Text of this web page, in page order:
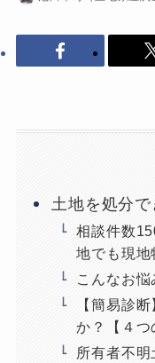
土地を処分
相談件数
地でも現地
こんなお悩
【簡易診
か？【４つ
所有者不明